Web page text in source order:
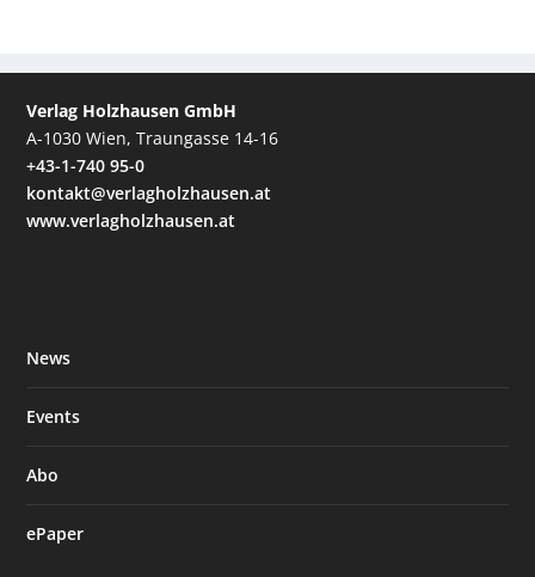
Verlag Holzhausen GmbH
A-1030 Wien, Traungasse 14-16
+43-1-740 95-0
kontakt@verlagholzhausen.at
www.verlagholzhausen.at
News
Events
Abo
ePaper